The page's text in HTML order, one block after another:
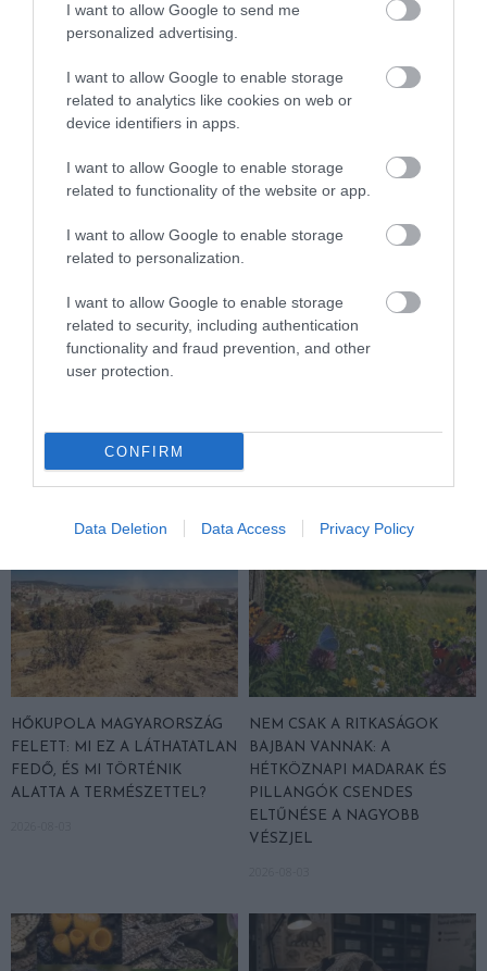
I want to allow Google to send me
personalized advertising.
I want to allow Google to enable storage
related to analytics like cookies on web or
device identifiers in apps.
I want to allow Google to enable storage
related to functionality of the website or app.
I want to allow Google to enable storage
related to personalization.
I want to allow Google to enable storage
related to security, including authentication
functionality and fraud prevention, and other
user protection.
CONFIRM
Data Deletion Data Access Privacy Policy
HASONLÓ ÉRDEKESSÉGEK
A KOALA EVOLÚCIÓS MÚLTJA
SOKKAL DRÁMAIBB, MINT A
NYUGODT
A KORALLZÁTONY NEM CSAK
SZÍNES HALAKBÓL ÁLL: MOST
HŐKUPOLA MAGYARORSZÁG
FELETT: MI EZ A LÁTHATATLAN
FEDŐ, ÉS MI TÖRTÉNIK
ALATTA A TERMÉSZETTEL?
NEM CSAK A RITKASÁGOK
BAJBAN VANNAK: A
HÉTKÖZNAPI MADARAK ÉS
PILLANGÓK CSENDES
ELTŰNÉSE A NAGYOBB
VÉSZJEL